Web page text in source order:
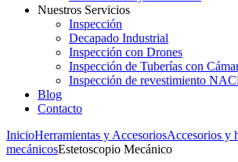
Nuestros Servicios
Inspección
Decapado Industrial
Inspección con Drones
Inspección de Tuberías con
Inspección de revestimiento
Blog
Contacto
InicioHerramientas y AccesoriosAccesorios y
mecánicosEstetoscopio Mecánico